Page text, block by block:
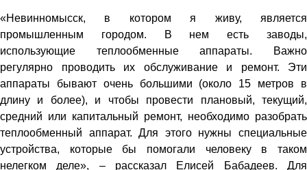
«Невинномысск, в котором я живу, является
промышленным городом. В нем есть заводы,
использующие теплообменные аппараты. Важно
регулярно проводить их обслуживание и ремонт. Эти
аппараты бывают очень большими (около 15 метров в
длину и более), и чтобы провести плановый, текущий,
средний или капитальный ремонт, необходимо разобрать
теплообменный аппарат. Для этого нужны специальные
устройства, которые бы помогали человеку в таком
нелегком деле», – рассказал Елисей Бабадеев. Для